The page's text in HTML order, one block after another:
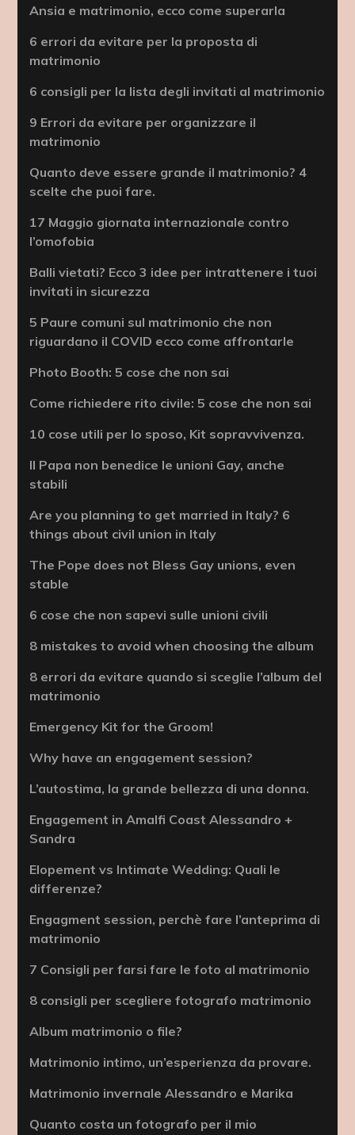
Ansia e matrimonio, ecco come superarla
6 errori da evitare per la proposta di
matrimonio
6 consigli per la lista degli invitati al matrimonio
9 Errori da evitare per organizzare il
matrimonio
Quanto deve essere grande il matrimonio? 4
scelte che puoi fare.
17 Maggio giornata internazionale contro
l’omofobia
Balli vietati? Ecco 3 idee per intrattenere i tuoi
invitati in sicurezza
5 Paure comuni sul matrimonio che non
riguardano il COVID ecco come affrontarle
Photo Booth: 5 cose che non sai
Come richiedere rito civile: 5 cose che non sai
10 cose utili per lo sposo, Kit sopravvivenza.
Il Papa non benedice le unioni Gay, anche
stabili
Are you planning to get married in Italy? 6
things about civil union in Italy
The Pope does not Bless Gay unions, even
stable
6 cose che non sapevi sulle unioni civili
8 mistakes to avoid when choosing the album
8 errori da evitare quando si sceglie l’album del
matrimonio
Emergency Kit for the Groom!
Why have an engagement session?
L’autostima, la grande bellezza di una donna.
Engagement in Amalfi Coast Alessandro +
Sandra
Elopement vs Intimate Wedding: Quali le
differenze?
Engagment session, perchè fare l’anteprima di
matrimonio
7 Consigli per farsi fare le foto al matrimonio
8 consigli per scegliere fotografo matrimonio
Album matrimonio o file?
Matrimonio intimo, un’esperienza da provare.
Matrimonio invernale Alessandro e Marika
Quanto costa un fotografo per il mio